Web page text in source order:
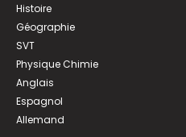
Histoire
Géographie
SVT
Physique Chimie
Anglais
Espagnol
Allemand